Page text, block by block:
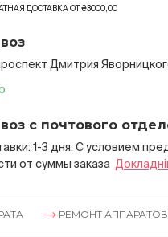
ДОСТАВКА ОТ ₴3000,00
Дмитрия
с почтового
1-3 дня. С условием
от суммы заказа
РЕМОНТ АППАРАТОВ